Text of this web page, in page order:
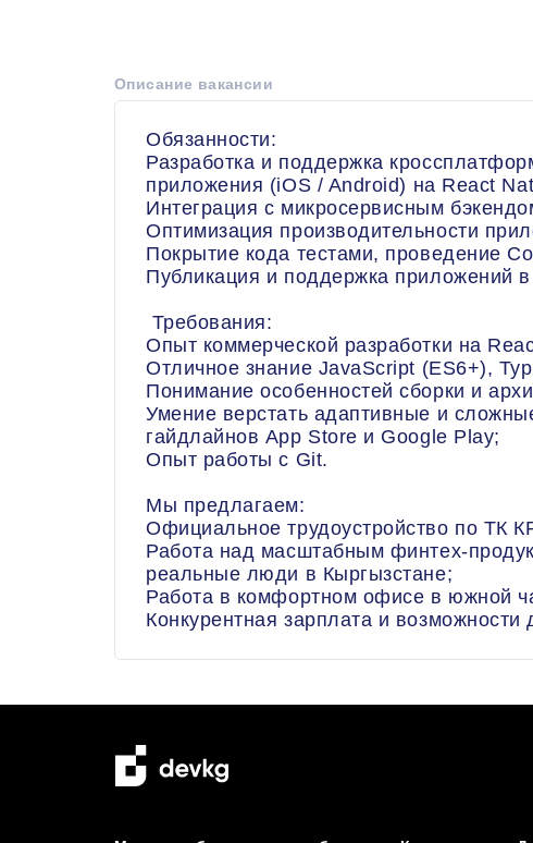
Описание вакансии
Обязанности:
Разработка и поддержка
приложения (iOS / Android) на React
Интеграция с микросервисным
Оптимизация производительности
Покрытие кода тестами, проведение
Публикация и поддержка приложений
Требования:
Опыт коммерческой разработки на
Отличное знание JavaScript (ES6+),
Понимание особенностей сборки и
Умение верстать адаптивные и
гайдлайнов App Store и Google Play;
Опыт работы с Git.
Мы предлагаем:
Официальное трудоустройство по ТК
Работа над масштабным финтех-
реальные люди в Кыргызстане;
Работа в комфортном офисе в южной
Конкурентная зарплата и